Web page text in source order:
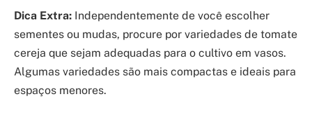
Dica Extra: Independentemente de você escolher
sementes ou mudas, procure por variedades de tomate
cereja que sejam adequadas para o cultivo em vasos.
Algumas variedades são mais compactas e ideais para
espaços menores.